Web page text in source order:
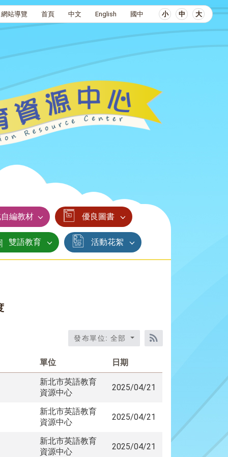
網站導覽 首頁 中文 English 國中 小 中 大
編教材 優良圖書
雙語教育 活動花絮
發布單位: 全部
RSS訂閱
單位
日期
新北市英語教育
資源中心
2025/04/21
新北市英語教育
資源中心
2025/04/21
新北市英語教育
資源中心
2025/04/21